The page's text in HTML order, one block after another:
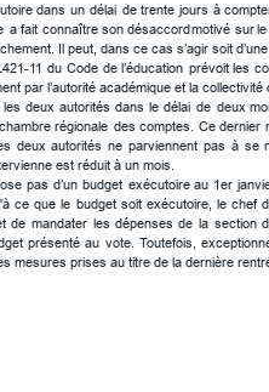
dans un délai de trente jours à
a fait connaître son désaccordmotivé surle
Il peut, dans ce cas s’agir soit
11 du Code de l’éducation prévoit les
par l’autorité académique et la
les deux autorités dans le délai de deux
chambre régionale des comptes. Ce dernier
deux autorités ne parviennent pas à se
est réduit à un mois.
pas d’un budget exécutoire au 1er
ce que le budget soit exécutoire, le chef
de mandater les dépenses de la section
présenté au vote. Toutefois,
mesures prises au titre de la dernière